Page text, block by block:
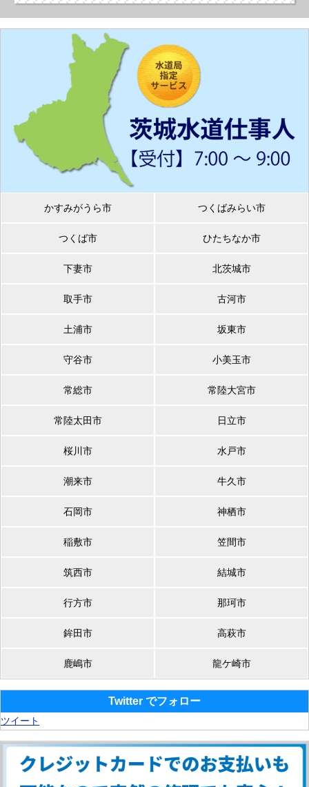
かすみがうら市 つくばみらい市
つくば市 ひたちなか市
下妻市 北茨城市
取手市 古河市
土浦市 坂東市
守谷市 小美玉市
常総市 常陸大宮市
常陸太田市 日立市
桜川市 水戸市
潮来市 牛久市
石岡市 神栖市
稲敷市 笠間市
筑西市 結城市
行方市 那珂市
鉾田市 高萩市
鹿嶋市 龍ケ崎市
Twitter でフォロー
ツイート